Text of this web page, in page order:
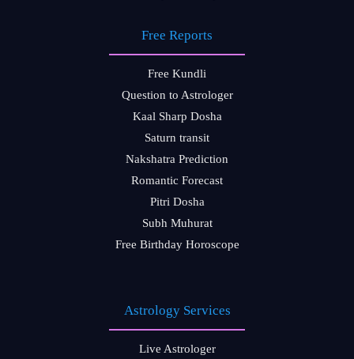
Free Reports
Free Kundli
Question to Astrologer
Kaal Sharp Dosha
Saturn transit
Nakshatra Prediction
Romantic Forecast
Pitri Dosha
Subh Muhurat
Free Birthday Horoscope
Astrology Services
Live Astrologer